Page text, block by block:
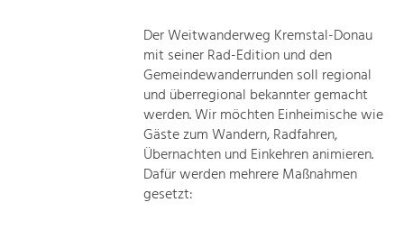
Der Weitwanderweg Kremstal-Donau
mit seiner Rad-Edition und den
Gemeindewanderrunden soll regional
und überregional bekannter gemacht
werden. Wir möchten Einheimische wie
Gäste zum Wandern, Radfahren,
Übernachten und Einkehren animieren.
Dafür werden mehrere Maßnahmen
gesetzt: